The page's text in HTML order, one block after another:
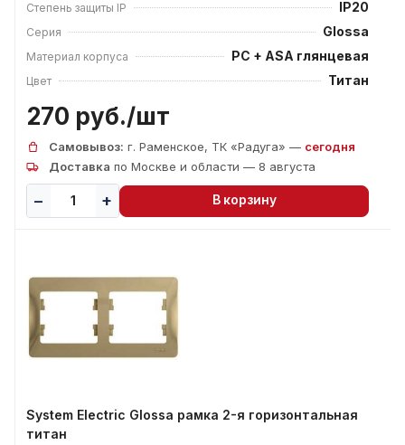
Степень защиты IP IP20
Серия Glossa
Материал корпуса PC + ASA глянцевая
Цвет Титан
270 руб./шт
Самовывоз: г. Раменское, ТК «Радуга» — сегодня
Доставка по Москве и области — 8 августа
В корзину
System Electric Glossa рамка 2-я горизонтальная
титан